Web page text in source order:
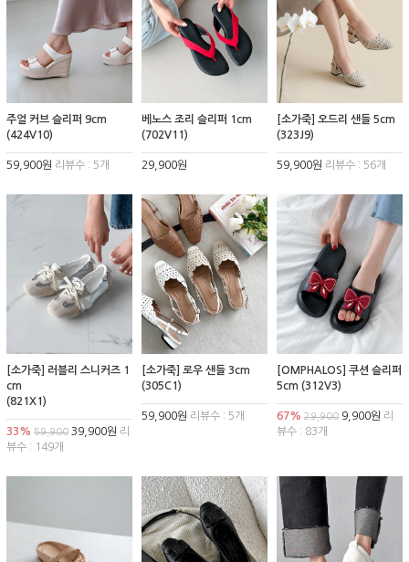
주얼 커브 슬리퍼 9cm
(424V10)
59,900원 리뷰수 : 5개
베노스 조리 슬리퍼 1cm
(702V11)
29,900원
[소가죽] 오드리 샌들 5cm
(323J9)
59,900원 리뷰수 : 56개
[소가죽] 러블리 스니커즈 1
cm
(821X1)
33% 59,900 39,900원 리
뷰수 : 149개
[소가죽] 로우 샌들 3cm
(305C1)
59,900원 리뷰수 : 5개
[OMPHALOS] 쿠션 슬리퍼
5cm (312V3)
67% 29,9009,900원 리
뷰수 : 83개